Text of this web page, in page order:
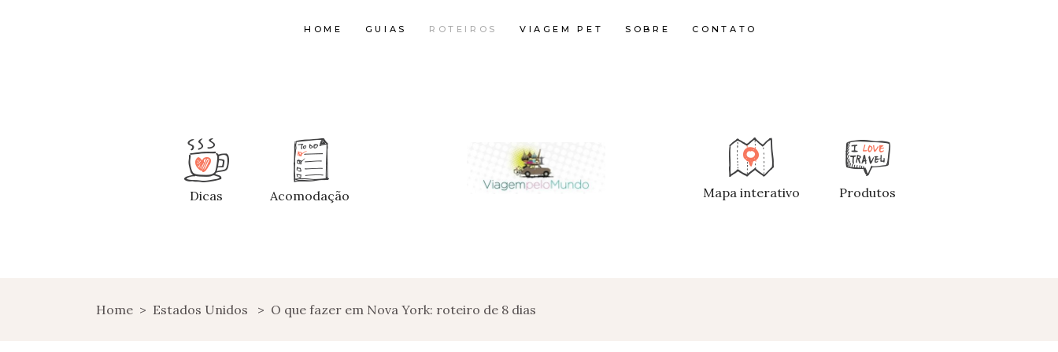
HOME GUIAS ROTEIROS VIAGEM PET SOBRE CONTATO
Dicas Acomodação Mapa interativo Produtos
Home > Estados Unidos > O que fazer em Nova York: roteiro de 8 dias